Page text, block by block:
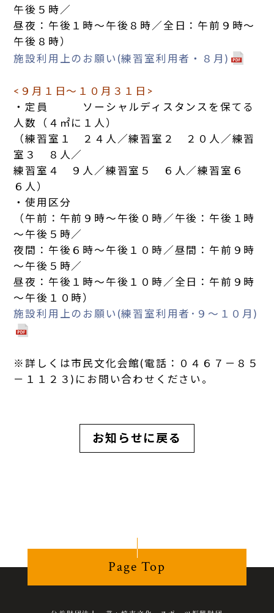
午後５時／
昼夜：午後１時～午後８時／全日：午前９時～
午後８時）
施設利用上のお願い(練習室利用者・８月)
<９月１日～１０月３１日>
・定員 ソーシャルディスタンスを保てる
人数（４㎡に１人）
（練習室１ ２４人／練習室２ ２０人／練習
室３ ８人／
練習室４ ９人／練習室５ ６人／練習室６
６人）
・使用区分
（午前：午前９時～午後０時／午後：午後１時
～午後５時／
夜間：午後６時～午後１０時／昼間：午前９時
～午後５時／
昼夜：午後１時～午後１０時／全日：午前９時
～午後１０時）
施設利用上のお願い(練習室利用者･９～１０月)
※詳しくは市民文化会館(電話：０４６７－８５
－１１２３)にお問い合わせください。
お知らせに戻る
Page Top